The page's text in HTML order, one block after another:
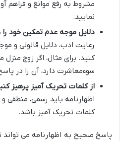
مشروط به رفع موانع و فراهم
نمایید.
دلایل موجه عدم تمکین خود را
رعایت ادب، دلایل قانونی و
کنید. برای مثال، اگر زوج منزل
سوءمعاشرت دارد، آن را در
از کلمات تحریک آمیز پرهیز
اظهارنامه باید رسمی، منطقی
کلمات تحریک آمیز باشد.
پاسخ صحیح به اظهارنامه می تواند